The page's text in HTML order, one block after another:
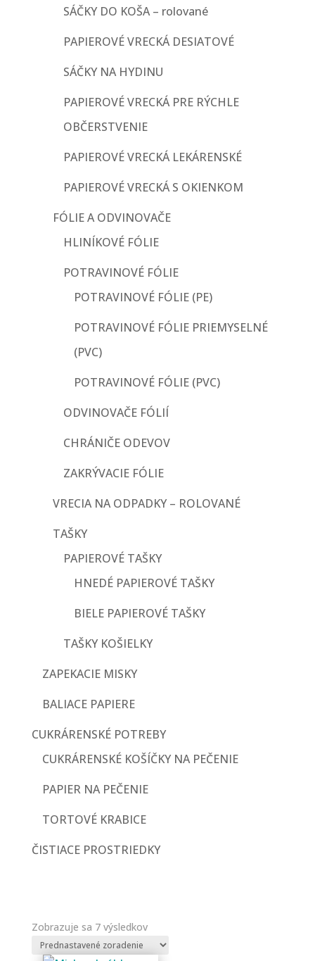
SÁČKY DO KOŠA – rolované
PAPIEROVÉ VRECKÁ DESIATOVÉ
SÁČKY NA HYDINU
PAPIEROVÉ VRECKÁ PRE RÝCHLE
OBČERSTVENIE
PAPIEROVÉ VRECKÁ LEKÁRENSKÉ
PAPIEROVÉ VRECKÁ S OKIENKOM
FÓLIE A ODVINOVAČE
HLINÍKOVÉ FÓLIE
POTRAVINOVÉ FÓLIE
POTRAVINOVÉ FÓLIE (PE)
POTRAVINOVÉ FÓLIE PRIEMYSELNÉ
(PVC)
POTRAVINOVÉ FÓLIE (PVC)
ODVINOVAČE FÓLIÍ
CHRÁNIČE ODEVOV
ZAKRÝVACIE FÓLIE
VRECIA NA ODPADKY – ROLOVANÉ
TAŠKY
PAPIEROVÉ TAŠKY
HNEDÉ PAPIEROVÉ TAŠKY
BIELE PAPIEROVÉ TAŠKY
TAŠKY KOŠIELKY
ZAPEKACIE MISKY
BALIACE PAPIERE
CUKRÁRENSKÉ POTREBY
CUKRÁRENSKÉ KOŠÍČKY NA PEČENIE
PAPIER NA PEČENIE
TORTOVÉ KRABICE
ČISTIACE PROSTRIEDKY
Zobrazuje sa 7 výsledkov